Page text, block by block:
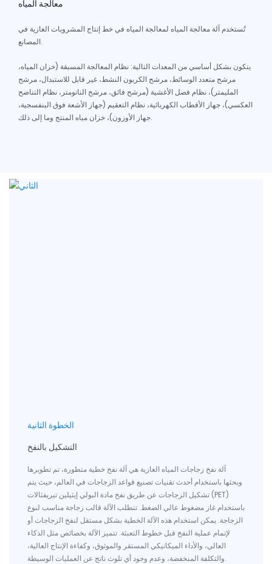
معالجة المياه
تُستخدم آلة معالجة المياه لمعالجة المياه في خط إنتاج المشروبات الغازية في
المصانع.
يتكون بشكل أساسي من المعدات التالية: نظام المعالجة المسبقة (خزان المياه،
مرشح متعدد الوسائط، مرشح الكربون النشط، غير قابل للاستبدال، مرشح
المليمتر)، نظام فصل الأغشية (مرشح فائق، مرشح النانومتر، نظام التناضح
العكسي)، جهاز الأقطاب الكهربائية، نظام التعقيم (جهاز الأشعة فوق البنفسجية،
جهاز الأوزون)، خزان مياه المنتج وما إلى ذلك.
الخطوة الثانية
التشكيل بالنفخ
آلة نفخ زجاجات المياه الغازية هي آلة نفخ خطية متطورة، تم تطويرها
وبحثها باستخدام أحدث تقنيات تصنيع قواعد الزجاجات في العالم، حيث يتم
تشكيل الزجاجات عن طريق نفخ مادة البولي إيثيلين تيريفثالات (PET)
باستخدام غاز مضغوط عالي الضغط. تتطلب الآلة قالب زجاجة مناسب لنوع
الزجاجة. يمكن استخدام هذه الآلة الخطية بشكل مستقل لنفخ الزجاجات أو
لإتمام عملية النفخ قبل خطوط التعبئة. تتميز الآلة بخصائص مثل الذكاء
العالي، والأداء الميكانيكي المستقر والموثوق، وكفاءة الإنتاج العالية،
والتكلفة المنخفضة، وعدم وجود أي تلوث ناتج عن العمليات الوسيطة.